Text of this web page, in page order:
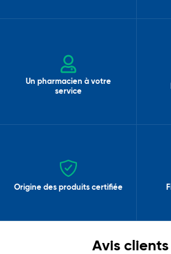
Un pharmacien à votre
service
Origine des produits certifiée
Avis clients